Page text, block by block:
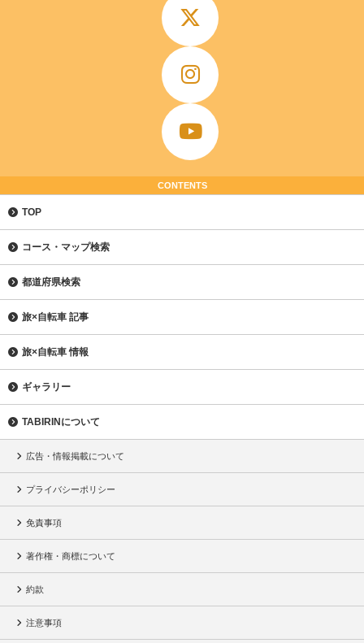
CONTENTS
TOP
コース・マップ検索
都道府県検索
旅×自転車 記事
旅×自転車 情報
ギャラリー
TABIRINについて
広告・情報掲載について
プライバシーポリシー
免責事項
著作権・商標について
約款
注意事項